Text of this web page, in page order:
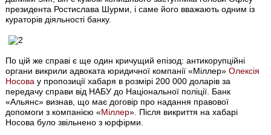
президента Ростислава Шурми, і саме його вважають одним із
кураторів діяльності банку.
По цій же справі є ще один кричущий епізод: антикорупційні
органи викрили адвоката юридичної компанії «Міллер»Олексія
Носова у пропозиції хабаря в розмірі 200 000 доларів за
передачу справи від НАБУ до Національної поліції. Банк
«Альянс» визнав, що має договір про надання правової
допомоги з компанією «Міллер». Після викриття на хабарі
Носова було звільнено з юрфірми.